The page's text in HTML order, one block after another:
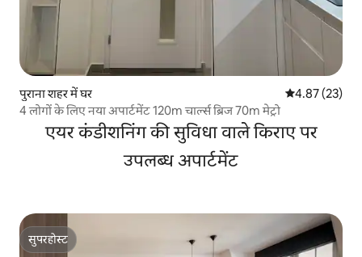
पुराना शहर में घर औसत रेटिंग 5 में
4.87 (23)
4 लोगों के लिए नया अपार्टमेंट 120m चार्ल्स ब्रिज 70m मेट्रो
एयर कंडीशनिंग की सुविधा वाले किराए पर
उपलब्ध अपार्टमेंट
सुपरहोस्ट
सुपरहोस्ट